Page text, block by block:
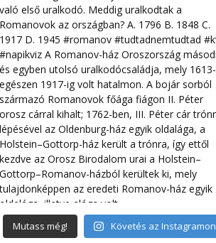
Mutass még! Követés az Instagramon